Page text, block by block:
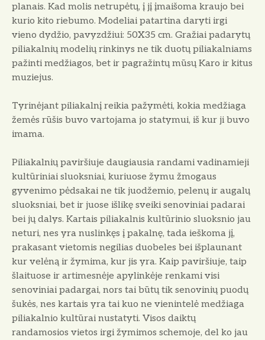
planais. Kad molis netrupėtų, į jį įmaišoma kraujo bei
kurio kito riebumo. Modeliai patartina daryti irgi
vieno dydžio, pavyzdžiui: 50X35 cm. Gražiai padarytų
piliakalnių modelių rinkinys ne tik duotų piliakalniams
pažinti medžiagos, bet ir pagražintų mūsų Karo ir kitus
muziejus.
Tyrinėjant piliakalnį reikia pažymėti, kokia medžiaga
žemės rūšis buvo vartojama jo statymui, iš kur ji buvo
imama.
Piliakalnių paviršiuje daugiausia randami vadinamieji
kultūriniai sluoksniai, kuriuose žymu žmogaus
gyvenimo pėdsakai ne tik juodžemio, pelenų ir augalų
sluoksniai, bet ir juose išlikę sveiki senoviniai padarai
bei jų dalys. Kartais piliakalnis kultūrinio sluoksnio jau
neturi, nes yra nuslinkęs į pakalnę, tada ieškoma jį,
prakasant vietomis negilias duobeles bei išplaunant
kur velėną ir žymima, kur jis yra. Kaip paviršiuje, taip
šlaituose ir artimesnėje apylinkėje renkami visi
senoviniai padargai, nors tai būtų tik senovinių puodų
šukės, nes kartais yra tai kuo ne vienintelė medžiaga
piliakalnio kultūrai nustatyti. Visos daiktų
randamosios vietos irgi žymimos schemoje, del ko jau